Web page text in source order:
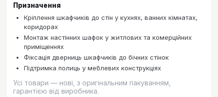
Призначення
Кріплення шкафчиків до стін у кухнях, ванних кімнатах,
коридорах
Монтаж настінних шафок у житлових та комерційних
приміщеннях
Фіксація дверниць шкафчиків до бічних стінок
Підтримка полиць у меблевих конструкціях
Усі товари — нові, з оригінальним пакуванням,
гарантією від виробника.